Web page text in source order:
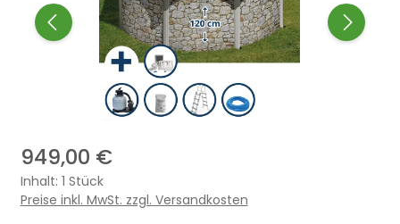
949,00 €
Inhalt: 1 Stück
Preise inkl. MwSt. zzgl. Versandkosten